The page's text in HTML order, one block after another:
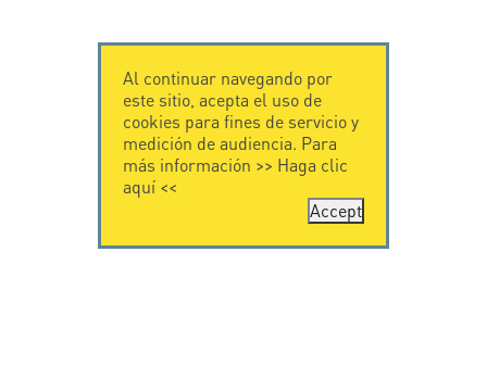
Al continuar navegando por
este sitio, acepta el uso de
cookies para fines de servicio y
medición de audiencia. Para
más información >> Haga clic
aquí<<
Accept